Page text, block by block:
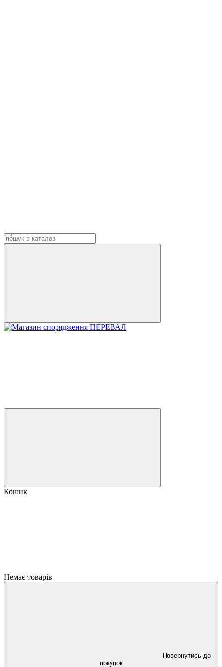
Кошик
Немає товарів
Повернутись до
покупок